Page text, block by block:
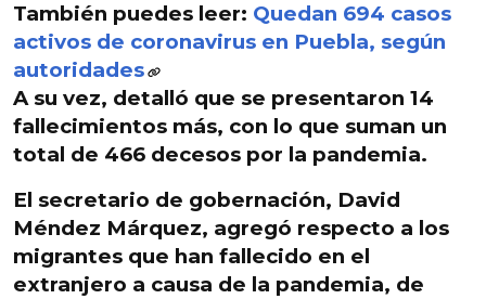
También puedes leer: Quedan 694 casos
activos de coronavirus en Puebla, según
autoridades
A su vez, detalló que se presentaron 14
fallecimientos más, con lo que suman un
total de 466 decesos por la pandemia.
El secretario de gobernación, David
Méndez Márquez, agregó respecto a los
migrantes que han fallecido en el
extranjero a causa de la pandemia, de